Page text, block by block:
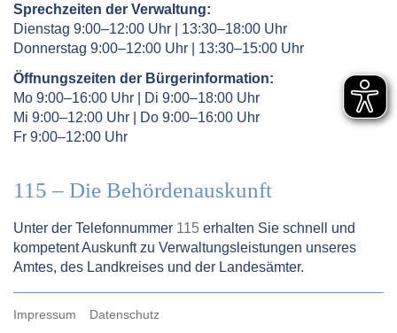
Sprechzeiten der Verwaltung:
Dienstag 9:00–12:00 Uhr | 13:30–18:00 Uhr
Donnerstag 9:00–12:00 Uhr | 13:30–15:00 Uhr
Öffnungszeiten der Bürgerinformation:
Mo 9:00–16:00 Uhr | Di 9:00–18:00 Uhr
Mi 9:00–12:00 Uhr | Do 9:00–16:00 Uhr
Fr 9:00–12:00 Uhr
115 – Die Behördenauskunft
Unter der Telefonnummer 115 erhalten Sie schnell und
kompetent Auskunft zu Verwaltungsleistungen unseres
Amtes, des Landkreises und der Landesämter.
Impressum Datenschutz